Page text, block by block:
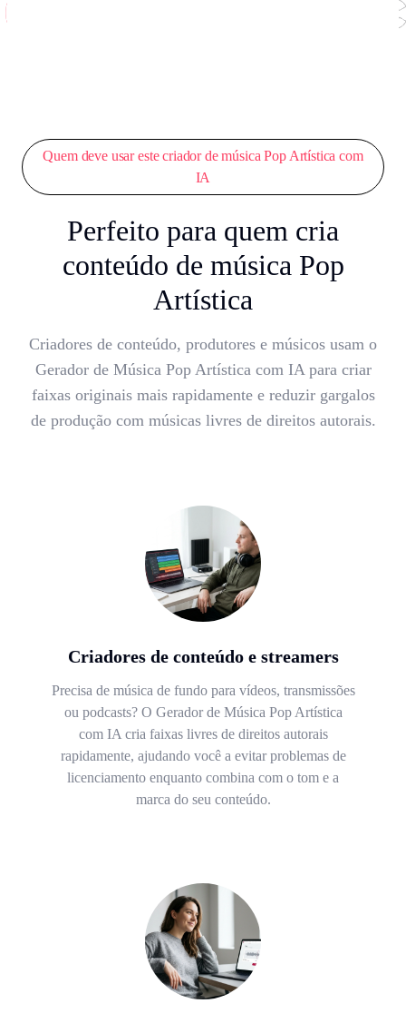
Quem deve usar este criador de música Pop Artística com
IA
Perfeito para quem cria
conteúdo de música Pop
Artística
Criadores de conteúdo, produtores e músicos usam o
Gerador de Música Pop Artística com IA para criar
faixas originais mais rapidamente e reduzir gargalos
de produção com músicas livres de direitos autorais.
Criadores de conteúdo e streamers
Precisa de música de fundo para vídeos, transmissões
ou podcasts? O Gerador de Música Pop Artística
com IA cria faixas livres de direitos autorais
rapidamente, ajudando você a evitar problemas de
licenciamento enquanto combina com o tom e a
marca do seu conteúdo.